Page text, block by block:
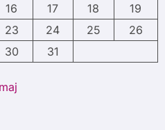
16 17 18
19
23 24 25
26
30 31